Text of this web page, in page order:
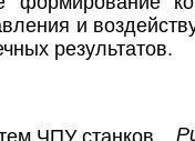
и
результатов.